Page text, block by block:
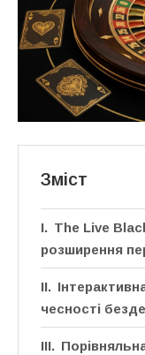
Зміст
The Live
розширення
чесності